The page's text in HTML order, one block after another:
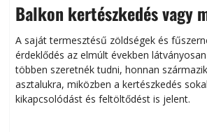
Balkon kertészkedés vagy
Helytakarékos
A saját termesztésű zöldségek és
érdeklődés az elmúlt években
többen szeretnék tudni, honnan
asztalukra, miközben a kertészkedés
kikapcsolódást és feltöltődést is jelent.